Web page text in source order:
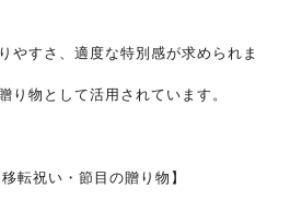
やすさ、適度な特別感が求められま
り物として活用されています。
転祝い・節目の贈り物】